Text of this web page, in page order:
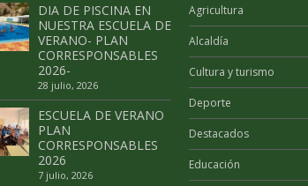
DIA DE PISCINA EN
NUESTRA ESCUELA DE
VERANO- PLAN
CORRESPONSABLES
2026-
28 julio, 2026
ESCUELA DE VERANO
PLAN
CORRESPONSABLES
2026
7 julio, 2026
Agricultura
Alcaldía
Cultura y turismo
Deporte
Destacados
Educación